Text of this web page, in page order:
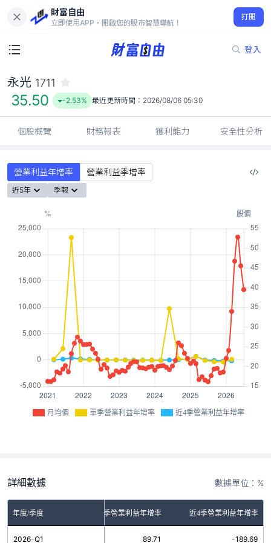
財富自由
立即使用APP，開啟您的股市智慧導航！
打開
登入
35.50
-2.53%
永光 1711
35.50 -2.53% 最近更新時間： 2026/08/06 05:30
個股概覽 財務報表 獲利能力 安全性分析
營業利益年增率 營業利益季增率
近5年 季報
月均價 單季營業利益年增率 近4季營業利益年增率
詳細數據 數據單位：%
年度/季度 單季營業利益年增率 近4季營業利益年增率
2026-Q1 89.71 -189.69